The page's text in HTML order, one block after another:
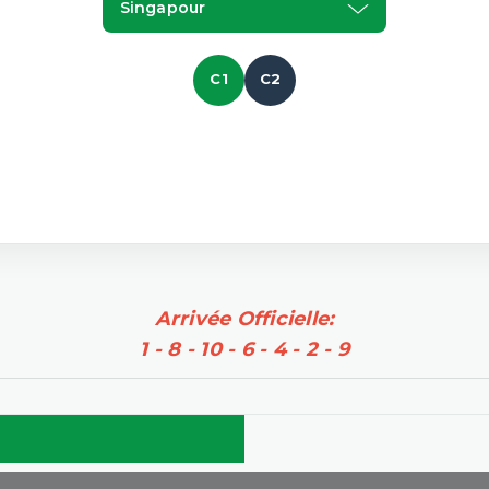
Singapour
C1 C2
Arrivée Officielle:
1 - 8 - 10 - 6 - 4 - 2 - 9